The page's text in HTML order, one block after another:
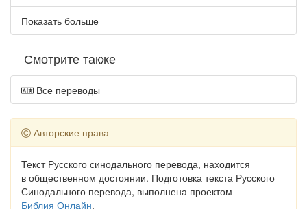
Показать больше
Смотрите также
Все переводы
Авторские права
Текст Русского синодального перевода, находится
в общественном достоянии. Подготовка текста Русского
Синодального перевода, выполнена проектом
Библия Онлайн.